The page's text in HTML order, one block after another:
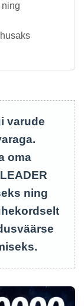
varude
oma
ning